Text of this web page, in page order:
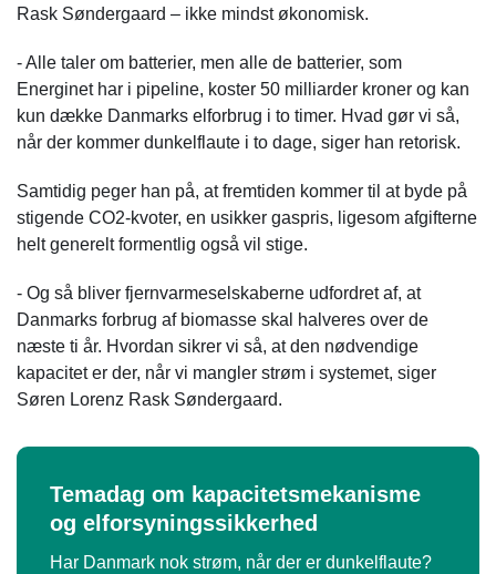
Rask Søndergaard – ikke mindst økonomisk.
- Alle taler om batterier, men alle de batterier, som
Energinet har i pipeline, koster 50 milliarder kroner og kan
kun dække Danmarks elforbrug i to timer. Hvad gør vi så,
når der kommer dunkelflaute i to dage, siger han retorisk.
Samtidig peger han på, at fremtiden kommer til at byde på
stigende CO2-kvoter, en usikker gaspris, ligesom afgifterne
helt generelt formentlig også vil stige.
- Og så bliver fjernvarmeselskaberne udfordret af, at
Danmarks forbrug af biomasse skal halveres over de
næste ti år. Hvordan sikrer vi så, at den nødvendige
kapacitet er der, når vi mangler strøm i systemet, siger
Søren Lorenz Rask Søndergaard.
Temadag om kapacitetsmekanisme
og elforsyningssikkerhed
Har Danmark nok strøm, når der er dunkelflaute?